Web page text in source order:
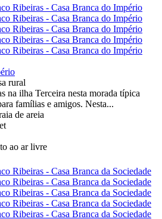
rural
na ilha Terceira nesta morada típica
famílias e amigos. Nesta...
de areia
ao ar livre